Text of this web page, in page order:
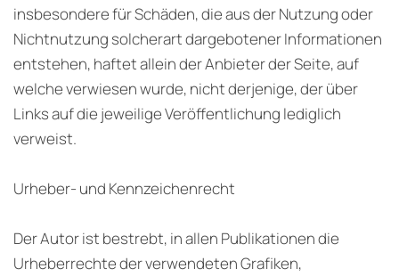
insbesondere für Schäden, die aus der Nutzung oder
Nichtnutzung solcherart dargebotener Informationen
entstehen, haftet allein der Anbieter der Seite, auf
welche verwiesen wurde, nicht derjenige, der über
Links auf die jeweilige Veröffentlichung lediglich
verweist.
Urheber- und Kennzeichenrecht
Der Autor ist bestrebt, in allen Publikationen die
Urheberrechte der verwendeten Grafiken,